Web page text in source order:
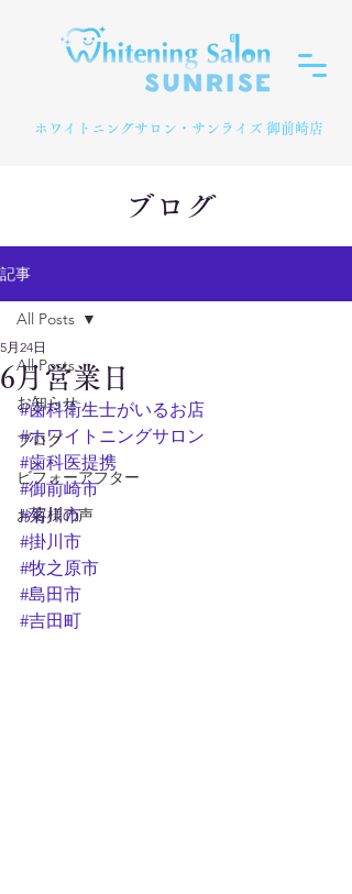
​ホワイトニングサロン・サンライズ 御前崎店
ブログ
記事
All Posts
お知らせ
ブログ
ビフォーアフター
お客様の声
All Posts
6月営業日
5月24日
#歯科衛生士がいるお店
#ホワイトニングサロン
#歯科医提携
#御前崎市
#菊川市
#掛川市
#牧之原市
#島田市
#吉田町